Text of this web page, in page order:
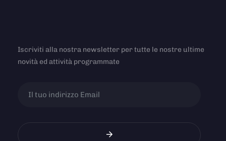
Iscriviti alla nostra newsletter per tutte le nostre ultime
novità ed attività programmate